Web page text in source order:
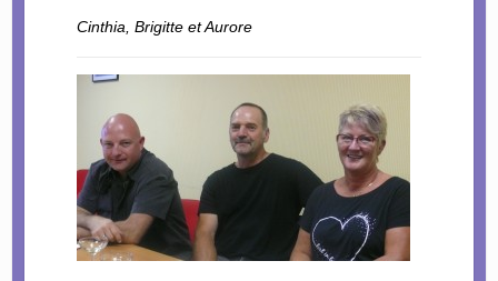
Cinthia, Brigitte et Aurore